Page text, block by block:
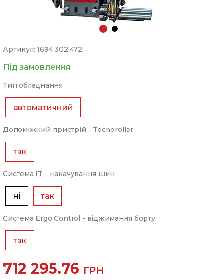
Артикул: 1694.302.472
Під замовлення
Тип обладнання
автоматичний
Допоміжний пристрій - Tecnoroller
так
Система IT - накачування шин
ні так
Система Ergo Control - віджимання борту
так
712 295.76 ГРН